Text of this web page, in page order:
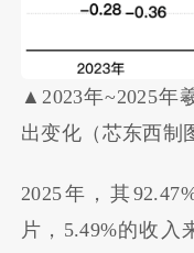
▲2023年~2025年
出变化（芯东西制
2025年，其
片，5.49%的收入